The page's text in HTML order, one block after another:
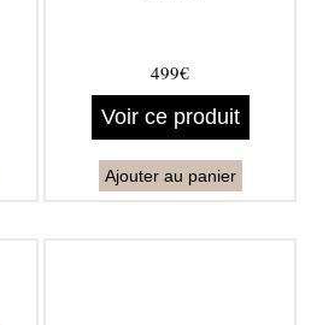
499€
Voir ce produit
Ajouter au panier